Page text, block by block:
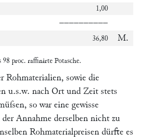
1,00
––––––––––
36,80 M.
98 proc. raffinirte Potasche.
Rohmaterialien, sowie die
u.s.w. nach Ort und Zeit stets
so war eine gewisse
Annahme derselben nicht zu
Rohmaterialpreisen dürfte es